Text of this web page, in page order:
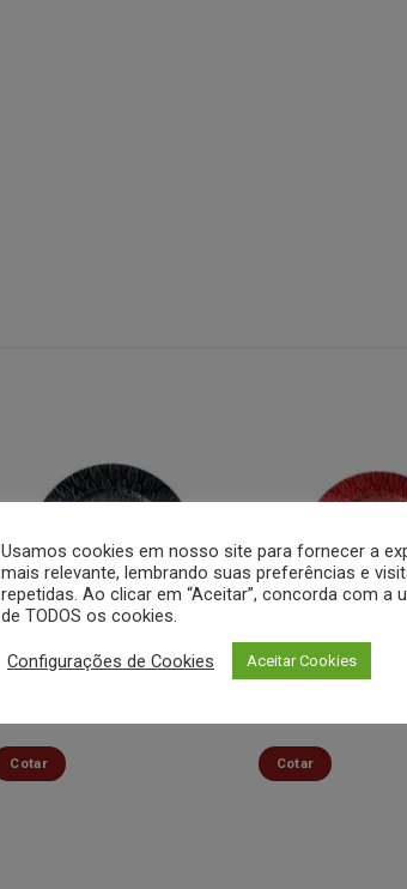
lista de
desejos
Cotar Cotar
Usamos cookies em nosso site para fornecer a
mais relevante, lembrando suas preferências e
repetidas. Ao clicar em “Aceitar”, concorda com a
de TODOS os cookies.
Configurações de Cookies Aceitar Cookies